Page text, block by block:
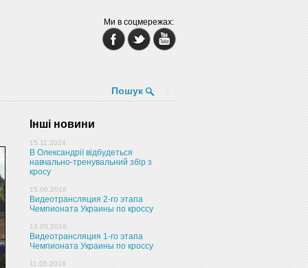
Ми в соцмережах:
Пошук
Інші новини
15.11.2024
В Олександрії відбудеться
навчально-тренувальний збір з
кросу
15.06.2018
Видеотрансляция 2-го этапа
Чемпионата Украины по кроссу
13.05.2018
Видеотрансляция 1-го этапа
Чемпионата Украины по кроссу
11.05.2018